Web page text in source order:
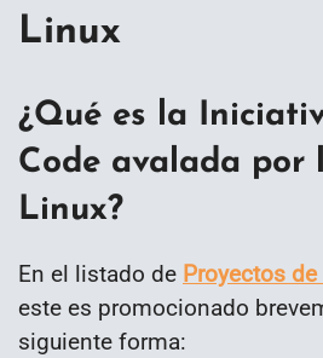
Linux
¿Qué es la
Code avalada por
Linux?
En el listado de Proyectos
este es promocionado
siguiente forma: